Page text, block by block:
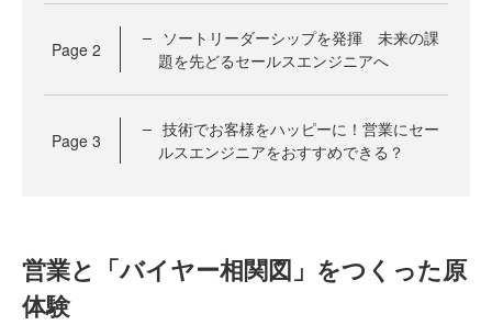
Page 2
ソートリーダーシップを発揮 未来の課
題を先どるセールスエンジニアへ
Page 3
技術でお客様をハッピーに！営業にセー
ルスエンジニアをおすすめできる？
営業と「バイヤー相関図」をつくった原
体験